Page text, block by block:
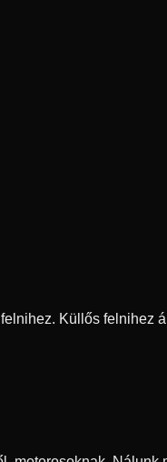
Küllős felnihez